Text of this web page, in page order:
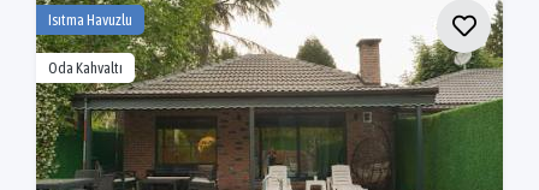
Isıtma Havuzlu
Oda Kahvaltı